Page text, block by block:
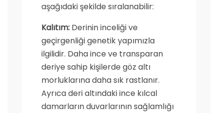
aşağıdaki şekilde sıralanabilir:
Kalıtım: Derinin inceliği ve
geçirgenliği genetik yapımızla
ilgilidir. Daha ince ve transparan
deriye sahip kişilerde göz altı
morluklarına daha sık rastlanır.
Ayrıca deri altındaki ince kılcal
damarların duvarlarının sağlamlığı